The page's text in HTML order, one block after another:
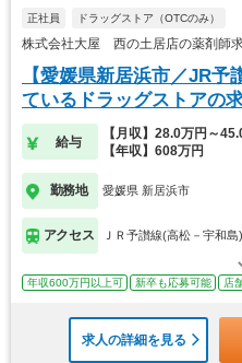
正社員 ドラッグストア（OTCのみ）
株式会社大屋 西の土居店の薬剤師
【愛媛県新居浜市／JR
ているドラッグストアの求
給与
【月収】28.0万円～
【年収】608万円
勤務地 愛媛県 新居浜市
アクセス ＪＲ予讃線(高松－宇和
年収600万円以上可 新卒も応募可能 店
求人の詳細を見る